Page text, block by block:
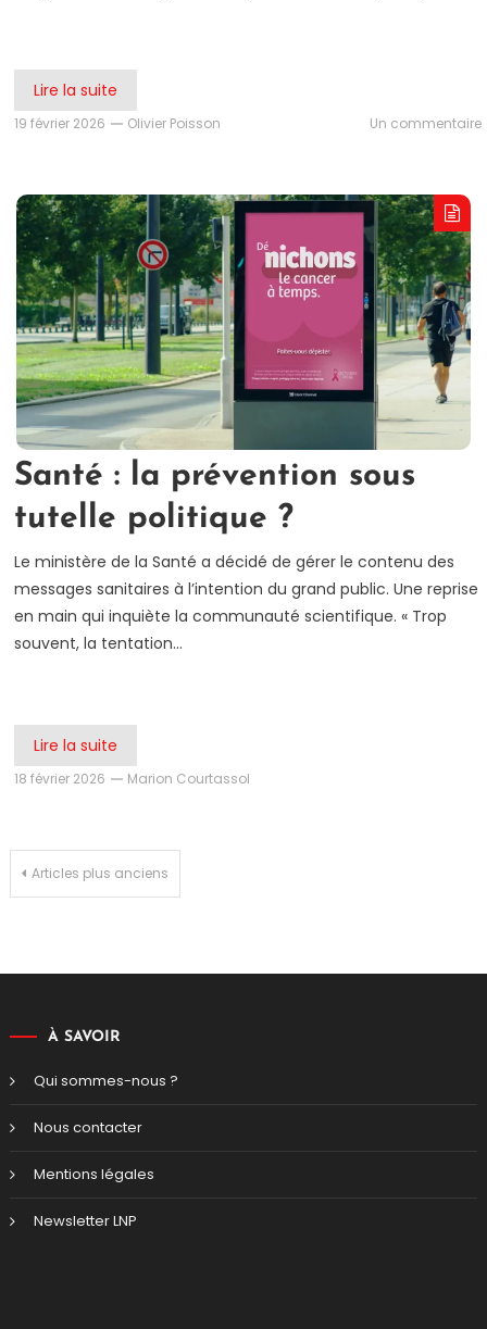
Lire la suite
19 février 2026 Olivier Poisson Un commentaire
Santé : la prévention sous
tutelle politique ?
Le ministère de la Santé a décidé de gérer le contenu des
messages sanitaires à l’intention du grand public. Une reprise
en main qui inquiète la communauté scientifique. « Trop
souvent, la tentation…
Lire la suite
18 février 2026 Marion Courtassol
Navigation
Articles plus anciens
À SAVOIR
Qui sommes-nous ?
Nous contacter
Mentions légales
Newsletter LNP